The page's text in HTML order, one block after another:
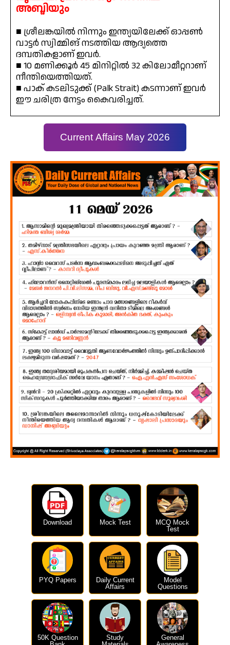
അബ്ദിയും
■ ശ്രീലങ്കയിൽ നിന്നും ഇന്ത്യയിലേക്ക് ഓപ്പൺ
വാട്ടർ സ്വിമ്മിങ് നടത്തിയ ആദ്യത്തെ
ദമ്പതികളാണ് ഇവർ.
■ 10 മണിക്കൂർ 45 മിനിറ്റിൽ 32 കിലോമീറ്ററാണ്
നീന്തിയെത്തിയത്.
■ പാക് കടലിടുക്ക് (Palk Strait) കടന്നാണ് ഇവർ
ഈ ചരിത്ര നേട്ടം കൈവരിച്ചത്.
Current Affairs May 2026
Download Mock Test
MCQ Mock
Test
PYQ Papers
Daily Current
Affairs
Model
Questions
50K Question
Study
General